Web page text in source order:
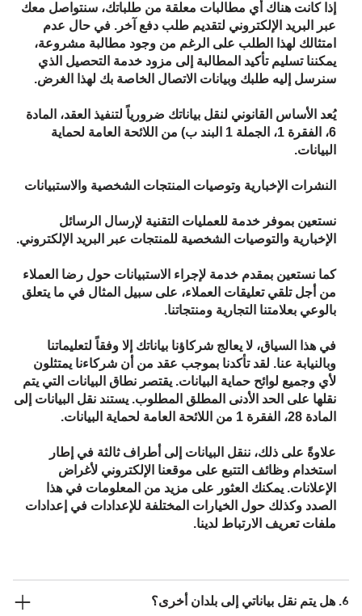
إذا كانت هناك أي مطالبات معلقة من طلباتك، سنتواصل معك
عبر البريد الإلكتروني لتقديم طلب دفع آخر. في حال عدم
امتثالك لهذا الطلب على الرغم من وجود مطالبة مشروعة،
يمكننا تسليم تأكيد المطالبة إلى مزود خدمة التحصيل الذي
سنرسل إليه طلبك وبيانات الاتصال الخاصة بك لهذا الغرض.
يُعد الأساس القانوني لنقل بياناتك ضرورياً لتنفيذ العقد، المادة
6، الفقرة 1، الجملة 1 البند ب) من اللائحة العامة لحماية
البيانات.
النشرات الإخبارية وتوصيات المنتجات الشخصية والاستبيانات
نستعين بموفر خدمة للعمليات التقنية لإرسال الرسائل
الإخبارية والتوصيات الشخصية للمنتجات عبر البريد الإلكتروني.
كما نستعين بمقدم خدمة لإجراء الاستبيانات حول رضا العملاء
من أجل تلقي تعليقات العملاء، على سبيل المثال في ما يتعلق
بالوعي بعلامتنا التجارية ومنتجاتنا.
في هذا السياق، لا يعالج شركاؤنا بياناتك إلا وفقاً لتعليماتنا
وبالنيابة عنا. لقد تأكدنا بموجب عقد من أن شركاءنا يمتثلون
لأي وجميع لوائح حماية البيانات. يقتصر نطاق البيانات التي يتم
نقلها على الحد الأدنى المطلق المطلوب. يستند نقل البيانات إلى
المادة 28، الفقرة 1 من اللائحة العامة لحماية البيانات.
علاوةً على ذلك، ننقل البيانات إلى أطراف ثالثة في إطار
استخدام وظائف التتبع على موقعنا الإلكتروني لأغراض
الإعلانات. يمكنك العثور على مزيد من المعلومات في هذا
الصدد وكذلك حول الخيارات المختلفة للإعدادات في إعدادات
ملفات تعريف الارتباط لدينا.
6. هل يتم نقل بياناتي إلى بلدان أخرى؟